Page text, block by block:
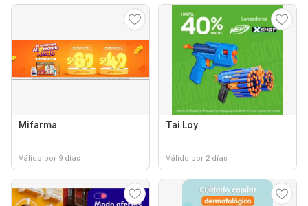
Mifarma
Válido por 9 días
Tai Loy
Válido por 2 días